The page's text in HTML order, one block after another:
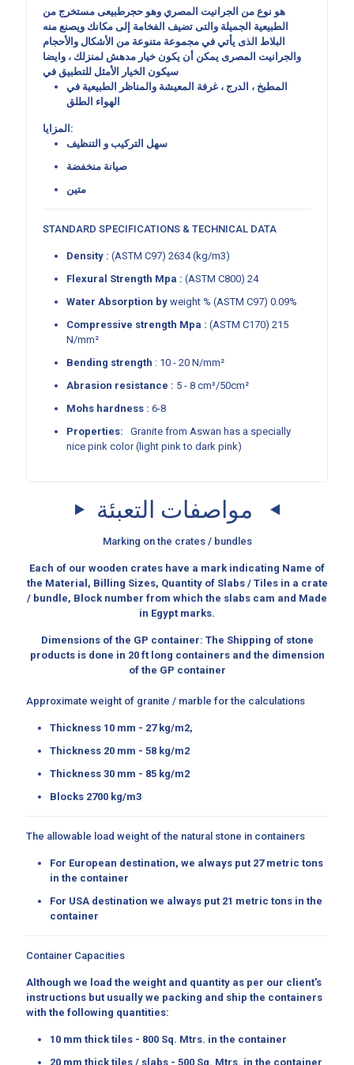
هو نوع من الجرانيت المصري وهو حجرطبيعى مستخرج من
الطبيعية الجميلة والتى تضيف الفخامة إلى مكانك ويصنع منه
البلاط الذى يأتي في مجموعة متنوعة من الأشكال والأحجام
والجرانيت المصرى يمكن أن يكون خيار مدهش لمنزلك ، وايضا
سيكون الخيار الأمثل للتطبيق في
المطبخ ، الدرج ، غرفة المعيشة والمناظر الطبيعية في
الهواء الطلق
المزايا:
سهل التركيب و التنظيف
صيانة منخفضة
متين
STANDARD SPECIFICATIONS & TECHNICAL DATA
Density : (ASTM C97) 2634 (kg/m3)
Flexural Strength Mpa : (ASTM C800) 24
Water Absorption by weight % (ASTM C97) 0.09%
Compressive strength Mpa : (ASTM C170) 215
N/mm²
Bending strength : 10 - 20 N/mm²
Abrasion resistance : 5 - 8 cm³/50cm²
Mohs hardness : 6-8
Properties: Granite from Aswan has a specially
nice pink color (light pink to dark pink)
Marking on the crates / bundles
Each of our wooden crates have a mark indicating Name of
the Material, Billing Sizes, Quantity of Slabs / Tiles in a crate
/ bundle, Block number from which the slabs cam and Made
in Egypt marks.
Dimensions of the GP container: The Shipping of stone
products is done in 20 ft long containers and the dimension
of the GP container
Approximate weight of granite / marble for the calculations
Thickness 10 mm - 27 kg/m2,
Thickness 20 mm - 58 kg/m2
Thickness 30 mm - 85 kg/m2
Blocks 2700 kg/m3
The allowable load weight of the natural stone in containers
For European destination, we always put 27 metric tons
in the container
For USA destination we always put 21 metric tons in the
container
Container Capacities
Although we load the weight and quantity as per our client's
instructions but usually we packing and ship the containers
with the following quantities:
10 mm thick tiles - 800 Sq. Mtrs. in the container
20 mm thick tiles / slabs - 500 Sq. Mtrs. in the container